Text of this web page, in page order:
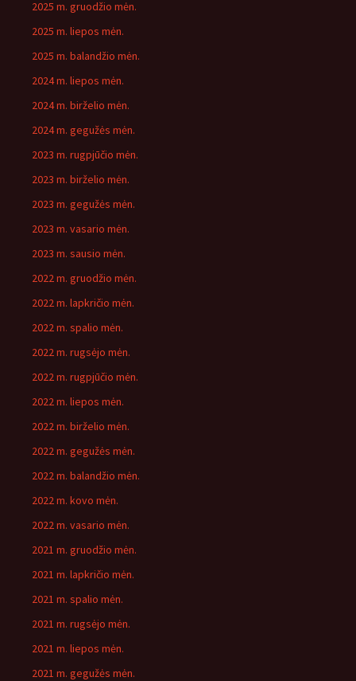
2025 m. gruodžio mėn.
2025 m. liepos mėn.
2025 m. balandžio mėn.
2024 m. liepos mėn.
2024 m. birželio mėn.
2024 m. gegužės mėn.
2023 m. rugpjūčio mėn.
2023 m. birželio mėn.
2023 m. gegužės mėn.
2023 m. vasario mėn.
2023 m. sausio mėn.
2022 m. gruodžio mėn.
2022 m. lapkričio mėn.
2022 m. spalio mėn.
2022 m. rugsėjo mėn.
2022 m. rugpjūčio mėn.
2022 m. liepos mėn.
2022 m. birželio mėn.
2022 m. gegužės mėn.
2022 m. balandžio mėn.
2022 m. kovo mėn.
2022 m. vasario mėn.
2021 m. gruodžio mėn.
2021 m. lapkričio mėn.
2021 m. spalio mėn.
2021 m. rugsėjo mėn.
2021 m. liepos mėn.
2021 m. gegužės mėn.